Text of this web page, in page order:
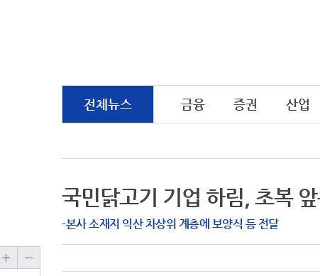
전체뉴스 금융 증권 산업
국민닭고기 기업 하림, 초복
-본사 소재지 익산 차상위 계층에 보양식 등 전달